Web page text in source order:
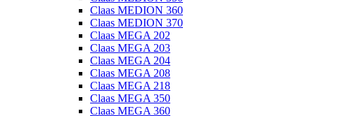
Claas MEDION 360
Claas MEDION 370
Claas MEGA 202
Claas MEGA 203
Claas MEGA 204
Claas MEGA 208
Claas MEGA 218
Claas MEGA 350
Claas MEGA 360